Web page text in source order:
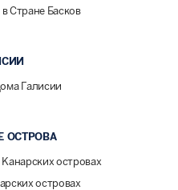
Стране Басков
Галисии
ОСТРОВА
островах
островах